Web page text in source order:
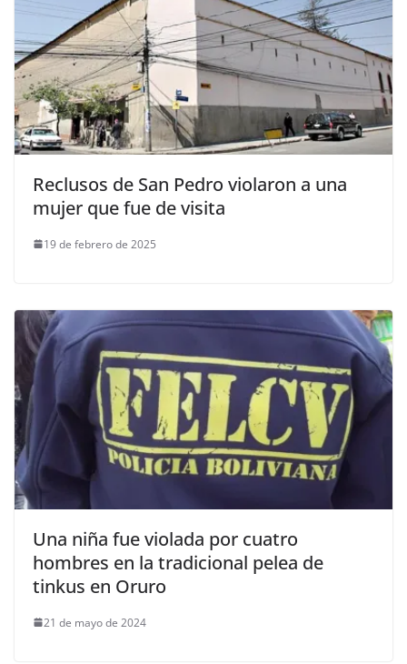
Reclusos de San Pedro violaron a una
mujer que fue de visita
19 de febrero de 2025
Una niña fue violada por cuatro
hombres en la tradicional pelea de
tinkus en Oruro
21 de mayo de 2024